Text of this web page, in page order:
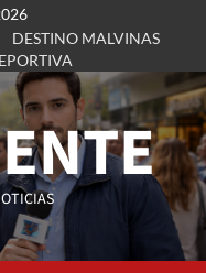
DESTINO MALVINAS